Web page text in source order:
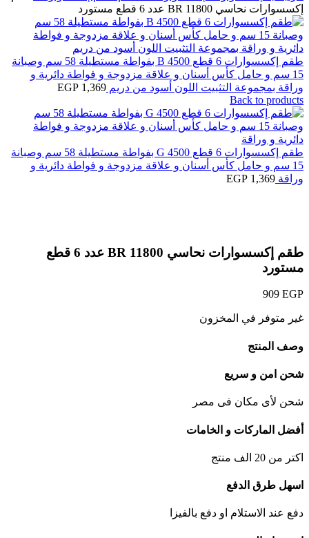
إكسسوارات نحاسي BR 11800 عدد 6 قطع مستورد
طقم إكسسوارات 6 قطع B 4500 بفواطة مستطيلة 58 سم وصبانة
15 سم و حامل كأس أسنان و علاقة مزدوجة و فواطة دائرية و
وراقة بمجموعة التثبيت اللون أسود من دريم 1,369
EGP
Back to products
طقم إكسسوارات 6 قطع G 4500 بفواطة مستطيلة 58 سم وصبانة
15 سم و حامل كأس أسنان و علاقة مزدوجة و فواطة دائرية و
وراقة 1,369
EGP
طقم إكسسوارات نحاسي BR 11800 عدد 6 قطع
مستورد
909 EGP
غير متوفر في المخزون
وصف المنتج
شحن امن و سريع
شحن لأى مكان فى مصر
أفضل الماركات و الخامات
اكتر من 20 الف منتج
اسهل طرق الدفع
دفع عند الاستلام او دفع بالفيزا